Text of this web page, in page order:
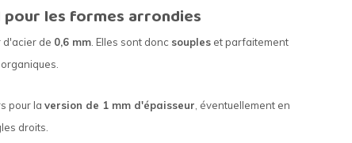
les formes arrondies
d'acier de 0,6 mm. Elles sont donc souples et parfaitement
pour la version de 1 mm d'épaisseur , éventuellement en
droits.